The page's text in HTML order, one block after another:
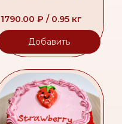
кремом чиз и сочной
вишневой начинкой.
Идеальный баланс
сладости и легкой
кислинки для
1790.00 ₽ / 0.95 кг
Добавить